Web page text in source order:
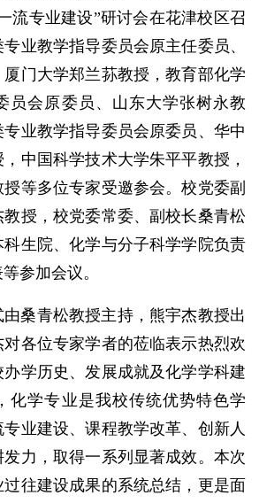
流专业建设”研讨会在花津校区召
业教学指导委员会原主任委员、
门大学郑兰荪教授，教育部化学
员会原委员、山东大学张树永教
业教学指导委员会原委员、华中
中国科学技术大学朱平平教授，
等多位专家受邀参会。校党委副
授，校党委常委、副校长桑青松
生院、化学与分子科学学院负责
参加会议。
桑青松教授主持，熊宇杰教授出
各位专家学者的莅临表示热烈欢
学历史、发展成就及化学学科建
化学专业是我校传统优势特色学
业建设、课程教学改革、创新人
力，取得一系列显著成效。本次
往建设成果的系统总结，更是面